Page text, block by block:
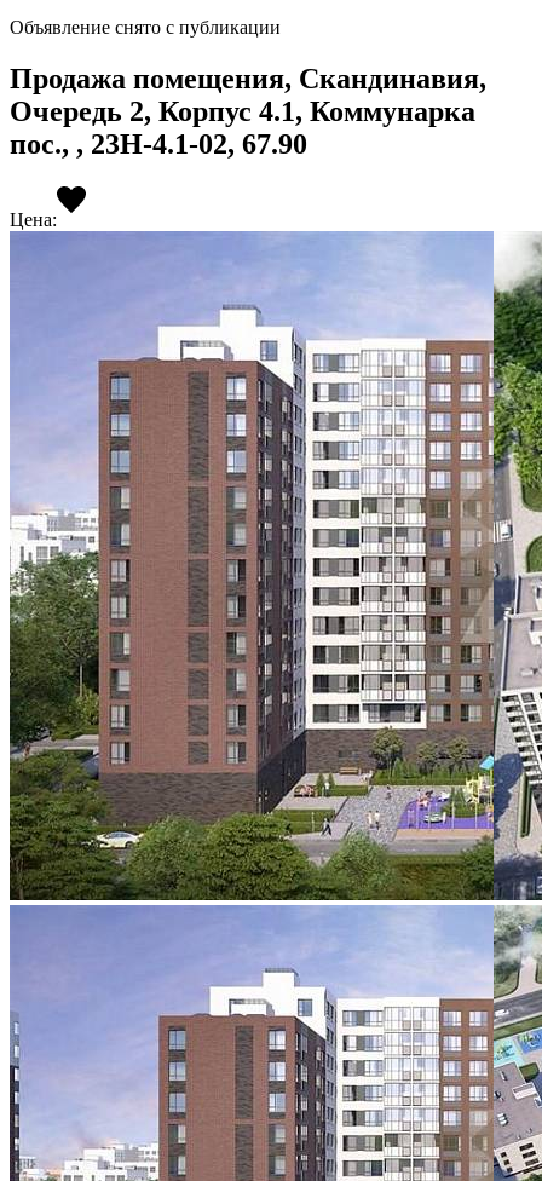
Объявление снято с публикации
Продажа помещения, Скандинавия,
Очередь 2, Корпус 4.1, Коммунарка
пос., , 23Н-4.1-02, 67.90
Цена: